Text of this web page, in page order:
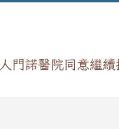
門諾醫院同意繼續